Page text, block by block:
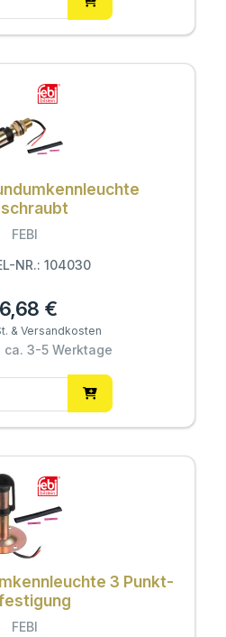
FEBI
NR.: 104030
€
& Versandkosten
3-5 Werktage
3 Punkt-
FEBI